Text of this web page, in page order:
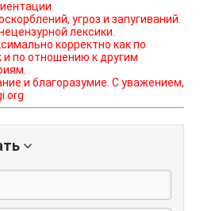
угроз и запугиваний.
лексики.
корректно как по
по отношению к другим
и благоразумие. С уважением,